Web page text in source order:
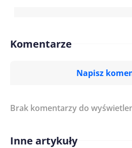
Komentarze
Napisz
Treść komentarza*
Imię/ Nick*
Brak komentarzy do
Inne artykuły